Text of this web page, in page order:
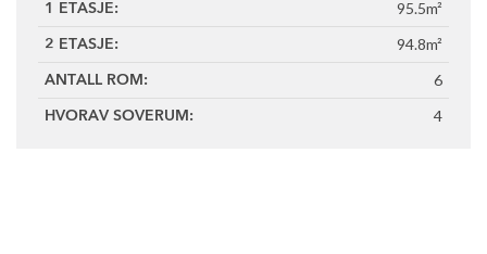
1 ETASJE: 95.5m²
2 ETASJE: 94.8m²
ANTALL ROM: 6
HVORAV SOVERUM: 4